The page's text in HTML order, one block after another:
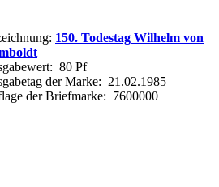
150. Todestag Wilhelm von
80 Pf
der Marke: 21.02.1985
der Briefmarke: 7600000